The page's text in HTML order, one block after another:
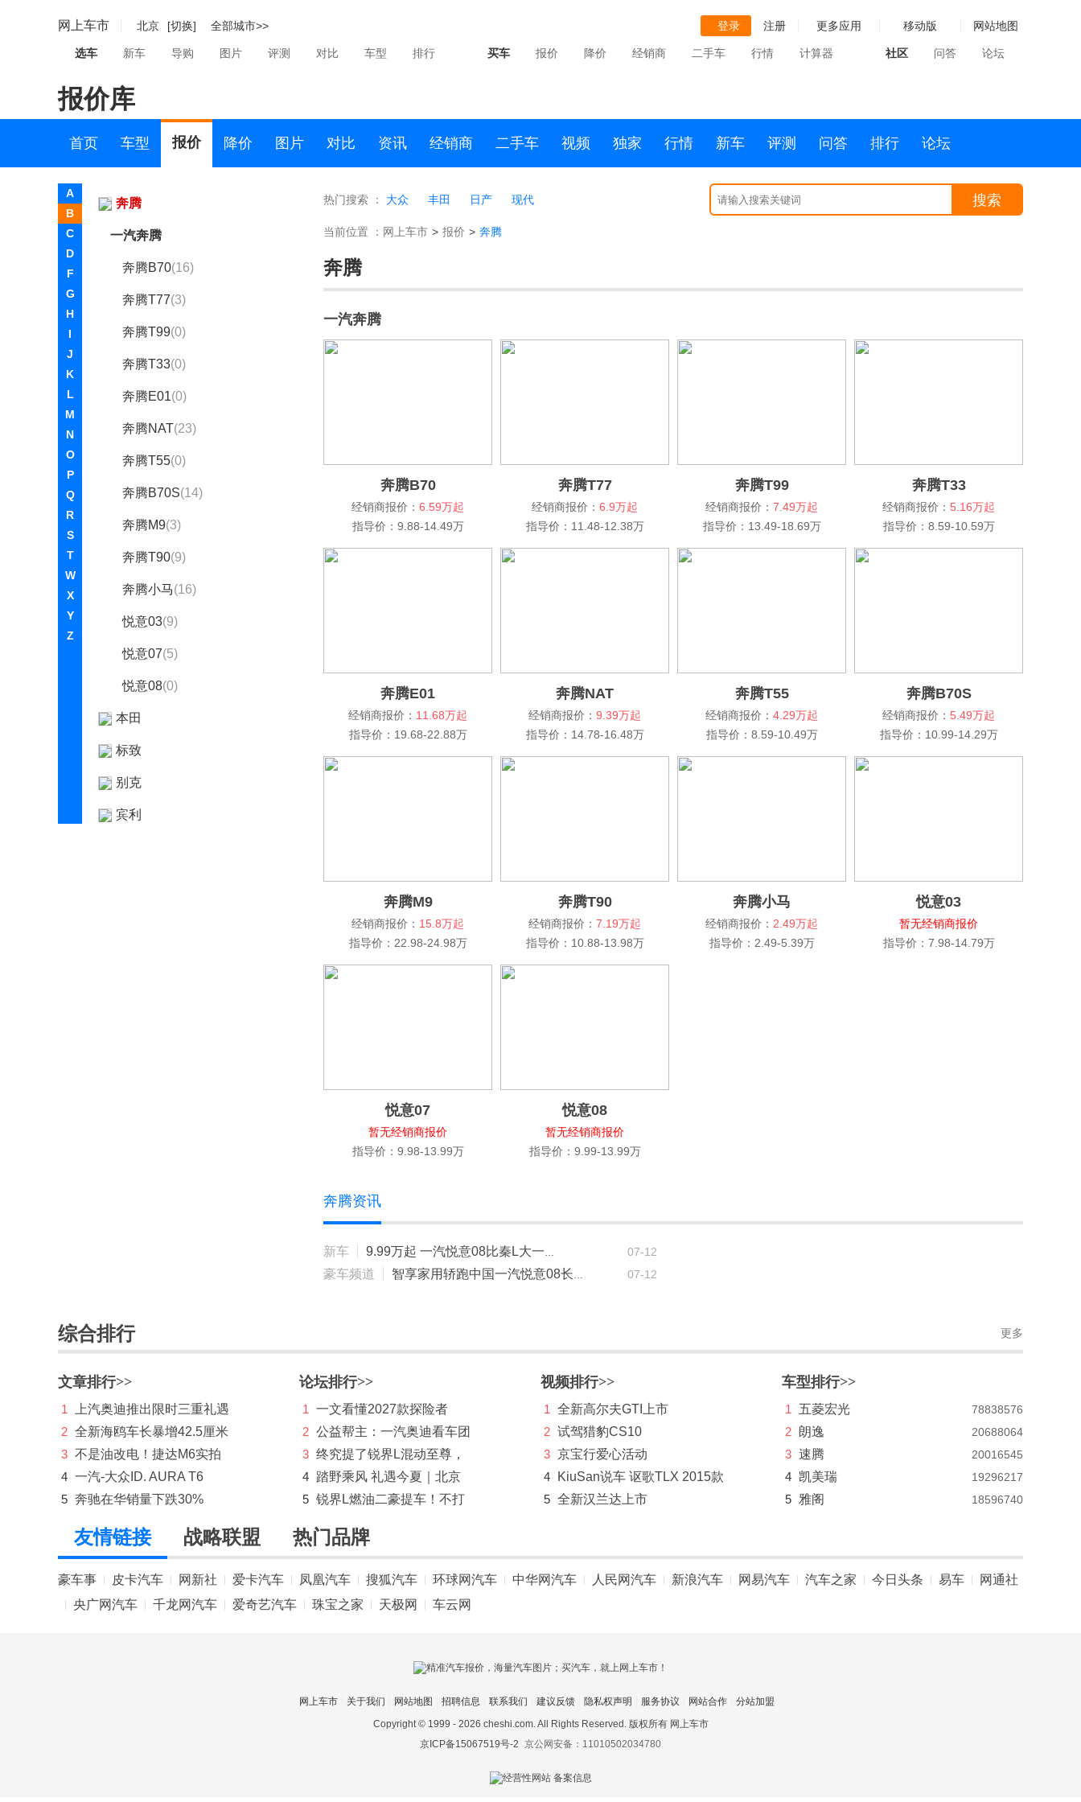
网上车市 北京 [切换] 全部城市>> 登录 注册 更多应用 移动版 网站地图
选车 新车 导购 图片 评测 对比 车型 排行 买车 报价 降价 经销商 二手车 行情 计算器 社区 问答 论坛
报价库
首页 车型 报价 降价 图片 对比 资讯 经销商 二手车 视频 独家 行情 新车 评测 问答 排行 论坛
A
B
C
D
F
G
H
I
J
K
L
M
N
O
P
Q
R
S
T
W
X
Y
Z
北京汽车制造厂
北京越野
奔驰
奔腾
一汽奔腾
奔腾B70(16)
奔腾T77(3)
奔腾T99(0)
奔腾T33(0)
奔腾E01(0)
奔腾NAT(23)
奔腾T55(0)
奔腾B70S(14)
奔腾M9(3)
奔腾T90(9)
奔腾小马(16)
悦意03(9)
悦意07(5)
悦意08(0)
本田
标致
别克
宾利
东风风光
东风富康
东风纳米
东风瑞泰特
东风奕派
东南
热门搜索 ： 大众 丰田 日产 现代 搜索
当前位置 ： 网上车市 > 报价 > 奔腾
奔腾
一汽奔腾
奔腾B70
经销商报价： 6.59万起
指导价：9.88-14.49万
奔腾T77
经销商报价： 6.9万起
指导价：11.48-12.38万
奔腾T99
经销商报价： 7.49万起
指导价：13.49-18.69万
奔腾T33
经销商报价： 5.16万起
指导价：8.59-10.59万
奔腾E01
经销商报价： 11.68万起
指导价：19.68-22.88万
奔腾NAT
经销商报价： 9.39万起
指导价：14.78-16.48万
奔腾T55
经销商报价： 4.29万起
指导价：8.59-10.49万
奔腾B70S
经销商报价： 5.49万起
指导价：10.99-14.29万
奔腾M9
经销商报价： 15.8万起
指导价：22.98-24.98万
奔腾T90
经销商报价： 7.19万起
指导价：10.88-13.98万
奔腾小马
经销商报价： 2.49万起
指导价：2.49-5.39万
悦意03
暂无经销商报价
指导价：7.98-14.79万
悦意07
暂无经销商报价
指导价：9.98-13.99万
悦意08
暂无经销商报价
指导价：9.99-13.99万
奔腾资讯
新车 9.99万起 一汽悦意08比秦L大一号还配激光雷达 07-12
豪车频道 智享家用轿跑中国一汽悦意08长春车展上市 售价9.99万元起 07-12
综合排行 更多
文章排行>>
1
上汽奥迪推出限时三重礼遇
2 全新海鸥车长暴增42.5厘米
3 不是油改电！捷达M6实拍
4 一汽-大众ID. AURA T6
5 奔驰在华销量下跌30%
论坛排行>>
1
一文看懂2027款探险者
2 公益帮主：一汽奥迪看车团
3 终究提了锐界L混动至尊，
4 踏野乘风 礼遇今夏｜北京
5 锐界L燃油二豪提车！不打
视频排行>>
1
全新高尔夫GTI上市
2 试驾猎豹CS10
3 京宝行爱心活动
4
KiuSan说车 讴歌TLX 2015款
5 全新汉兰达上市
车型排行>>
1 五菱宏光 78838576
2 朗逸 20688064
3 速腾 20016545
4 凯美瑞 19296217
5 雅阁 18596740
友情链接 战略联盟 热门品牌
豪车事 皮卡汽车 网新社 爱卡汽车 凤凰汽车 搜狐汽车 环球网汽车 中华网汽车 人民网汽车 新浪汽车 网易汽车 汽车之家 今日头条 易车 网通社
央广网汽车 千龙网汽车 爱奇艺汽车 珠宝之家 天极网 车云网
网上车市 关于我们 网站地图 招聘信息 联系我们 建议反馈 隐私权声明 服务协议 网站合作
分站加盟
Copyright © 1999 - 2026 cheshi.com. All Rights Reserved. 版权所有 网上车市
京ICP备15067519号-2 京公网安备：11010502034780